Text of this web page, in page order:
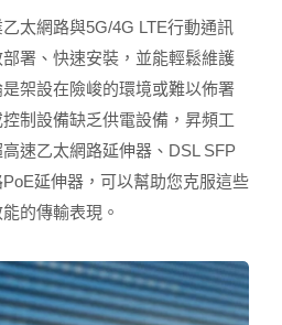
太網路與5G/4G LTE行動通訊
署、快速安裝，並能輕鬆維護
架設在險峻的環境或難以佈署
制設備缺乏供電設備，昇頻工
速乙太網路延伸器、DSL SFP
延伸器，可以幫助您克服這些
的傳輸表現。